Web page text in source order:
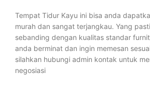
Tempat Tidur Kayu ini bisa anda
murah dan sangat terjangkau. Yang
sebanding dengan kualitas standar
anda berminat dan ingin memesan
silahkan hubungi admin kontak untuk
negosiasi